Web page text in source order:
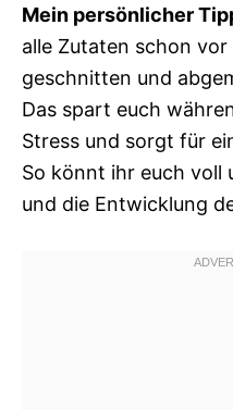
Mein persönlicher
alle Zutaten schon
geschnitten und
Das spart euch
Stress und sorgt für
So könnt ihr euch voll
und die Entwicklung